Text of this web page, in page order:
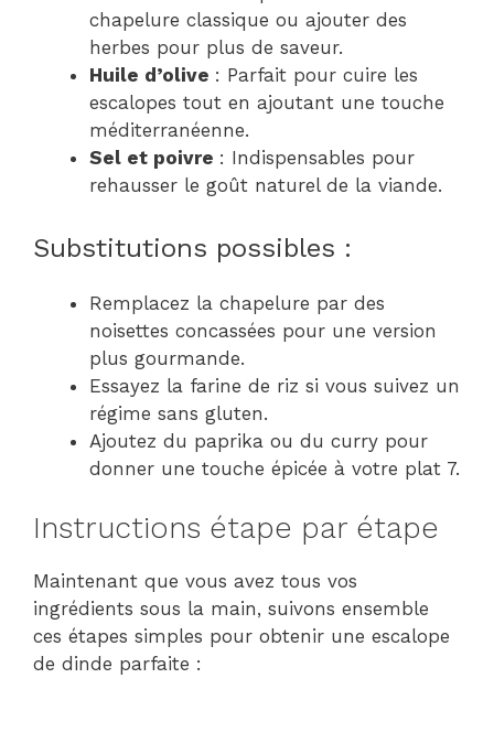
chapelure classique ou ajouter des
herbes pour plus de saveur.
Huile d’olive : Parfait pour cuire les
escalopes tout en ajoutant une touche
méditerranéenne.
Sel et poivre : Indispensables pour
rehausser le goût naturel de la viande.
Substitutions possibles :
Remplacez la chapelure par des
noisettes concassées pour une version
plus gourmande.
Essayez la farine de riz si vous suivez un
régime sans gluten.
Ajoutez du paprika ou du curry pour
donner une touche épicée à votre plat 7.
Instructions étape par étape
Maintenant que vous avez tous vos
ingrédients sous la main, suivons ensemble
ces étapes simples pour obtenir une escalope
de dinde parfaite :